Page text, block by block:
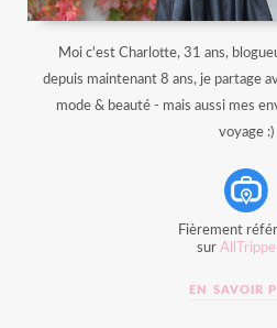
Moi c'est Charlotte, 31 ans,
depuis maintenant 8 ans, je partage
mode & beauté - mais aussi mes
voyage :)
Fièrement
sur
EN SAVOIR